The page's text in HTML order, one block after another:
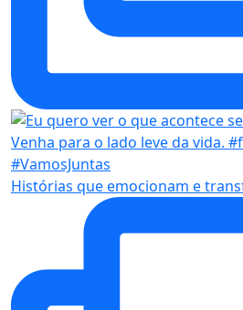
Histórias que emocionam e